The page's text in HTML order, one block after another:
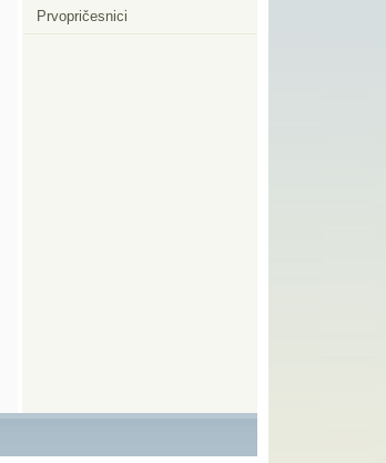
Prvopričesnici